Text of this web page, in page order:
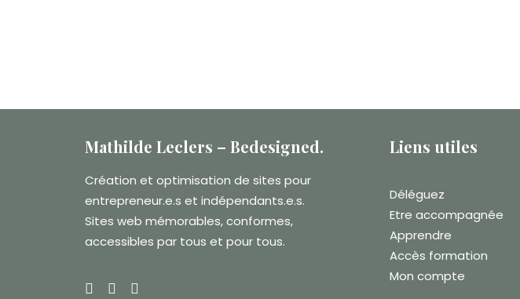
Mathilde Leclers – Bedesigned.
Création et optimisation de sites pour
entrepreneur.e.s et indépendants.e.s.
Sites web mémorables, conformes,
accessibles par tous et pour tous.
Liens utiles
Déléguez
Etre accompagnée
Apprendre
Accès formation
Mon compte